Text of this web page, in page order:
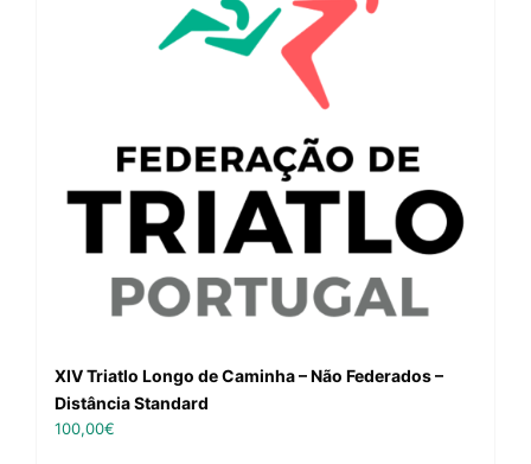
XIV Triatlo Longo de Caminha – Não Federados –
Distância Standard
100,00€